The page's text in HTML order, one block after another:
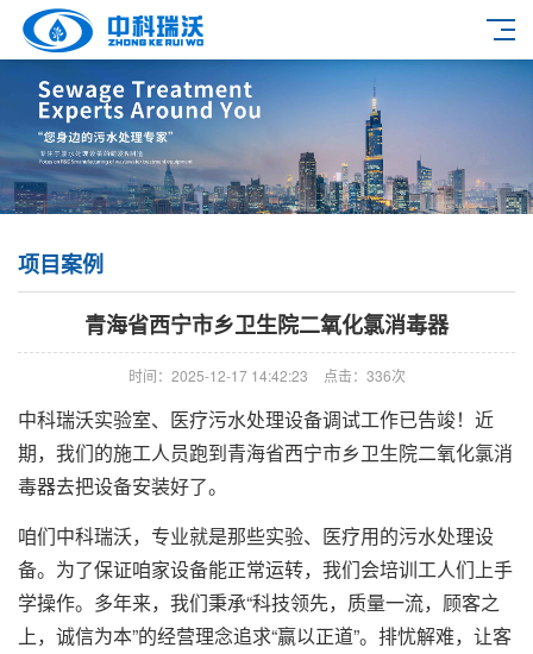
项目案例
青海省西宁市乡卫生院二氧化氯消毒器
时间：2025-12-17 14:42:23 点击：336次
中科瑞沃实验室、医疗污水处理设备调试工作已告竣！近
期，我们的施工人员跑到青海省西宁市乡卫生院二氧化氯消
毒器去把设备安装好了。
咱们中科瑞沃，专业就是那些实验、医疗用的污水处理设
备。为了保证咱家设备能正常运转，我们会培训工人们上手
学操作。多年来，我们秉承“科技领先，质量一流，顾客之
上，诚信为本”的经营理念追求“赢以正道”。排忧解难，让客